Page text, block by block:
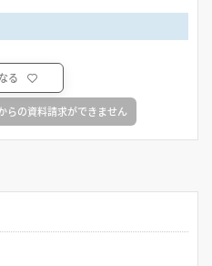
る
らの資料請求ができません